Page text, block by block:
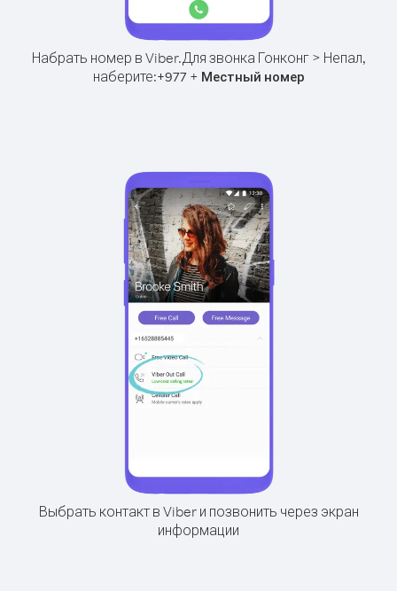
Набрать номер в Viber.Для звонка Гонконг > Непал,
наберите:+977+ Местный номер
Выбрать контакт в Viber и позвонить через экран
информации